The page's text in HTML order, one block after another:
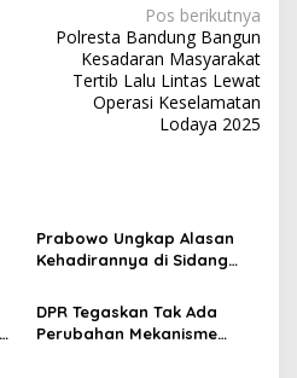
Pos berikutnya
Polresta Bandung Bangun
Kesadaran Masyarakat
Tertib Lalu Lintas Lewat
Operasi Keselamatan
Lodaya 2025
Prabowo Ungkap Alasan
Kehadirannya di Sidang
DPR Tegaskan Tak Ada
Perubahan Mekanisme